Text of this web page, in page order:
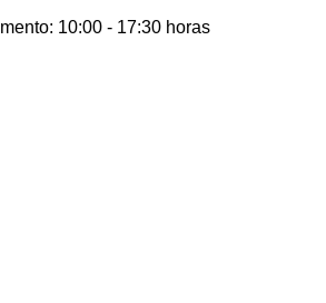
10:00 - 17:30 horas